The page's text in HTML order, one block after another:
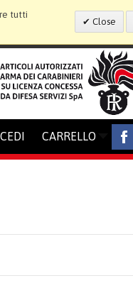
tutti
Close
CARRELLO